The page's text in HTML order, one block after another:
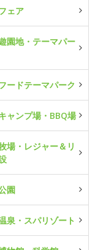
ェア
園地・テーマパー
ードテーマパーク
ャンプ場・BBQ場
場・レジャー＆リ
園
泉・スパリゾート